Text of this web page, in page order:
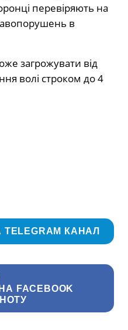
перевіряють на
в
загрожувати від
волі строком до 4
КАНАЛ
FACEBOOK